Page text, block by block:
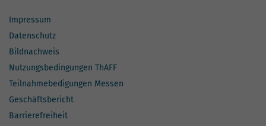
Impressum
Datenschutz
Bildnachweis
Nutzungsbedingungen ThAFF
Teilnahmebedigungen Messen
Geschäftsbericht
Barrierefreiheit